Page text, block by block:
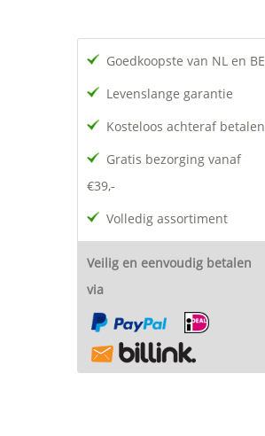
Goedkoopste van NL en BE
Levenslange garantie
Kosteloos achteraf betalen
Gratis bezorging vanaf
€39,-
Volledig assortiment
Veilig en eenvoudig betalen
via